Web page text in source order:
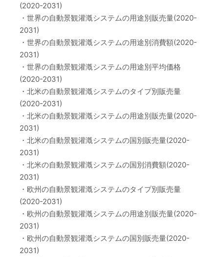
(2020-2031)
・世界の自動景観灌漑システムの用途別販売量(2020-
2031)
・世界の自動景観灌漑システムの用途別消費額(2020-
2031)
・世界の自動景観灌漑システムの用途別平均価格
(2020-2031)
・北米の自動景観灌漑システムのタイプ別販売量
(2020-2031)
・北米の自動景観灌漑システムの用途別販売量(2020-
2031)
・北米の自動景観灌漑システムの国別販売量(2020-
2031)
・北米の自動景観灌漑システムの国別消費額(2020-
2031)
・欧州の自動景観灌漑システムのタイプ別販売量
(2020-2031)
・欧州の自動景観灌漑システムの用途別販売量(2020-
2031)
・欧州の自動景観灌漑システムの国別販売量(2020-
2031)